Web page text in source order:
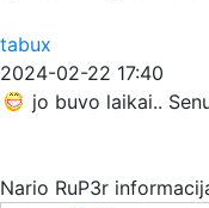
tabux
2024-02-22 17:40
jo buvo laikai..
Nario RuP3r